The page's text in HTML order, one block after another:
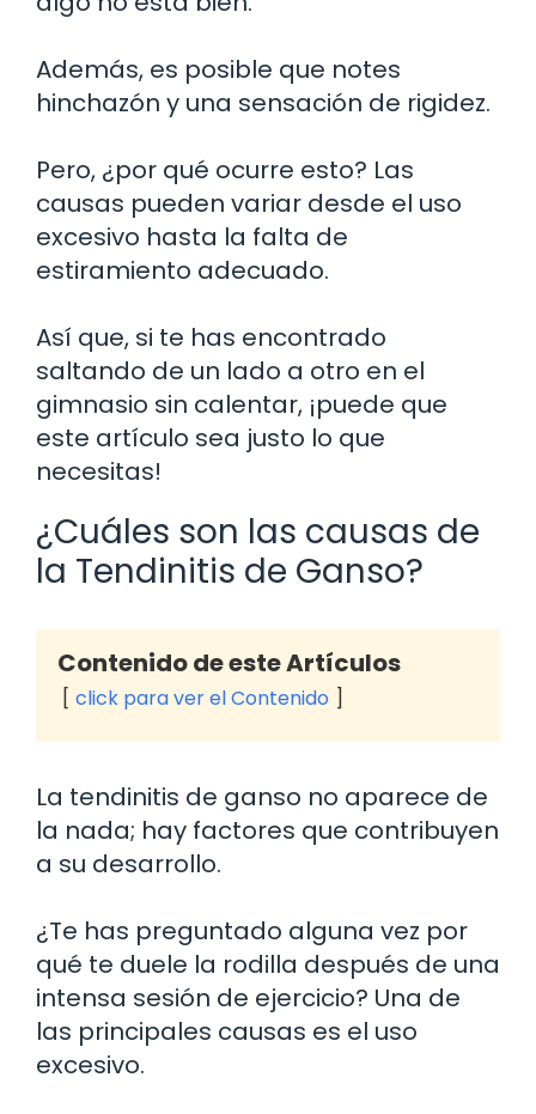
Además, es posible que notes
hinchazón y una sensación de rigidez.
Pero, ¿por qué ocurre esto? Las
causas pueden variar desde el uso
excesivo hasta la falta de
estiramiento adecuado.
Así que, si te has encontrado
saltando de un lado a otro en el
gimnasio sin calentar, ¡puede que
este artículo sea justo lo que
necesitas!
¿Cuáles son las causas de
la Tendinitis de Ganso?
Contenido de este Artículos
click para ver el Contenido
La tendinitis de ganso no aparece de
la nada; hay factores que contribuyen
a su desarrollo.
¿Te has preguntado alguna vez por
qué te duele la rodilla después de una
intensa sesión de ejercicio? Una de
las principales causas es el uso
excesivo.